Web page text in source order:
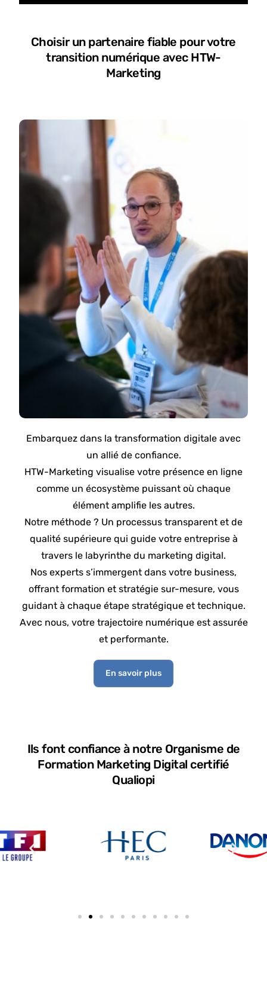
Choisir un partenaire fiable pour votre
transition numérique avec HTW-
Marketing
Embarquez dans la transformation digitale avec
un allié de confiance.
HTW-Marketing visualise votre présence en ligne
comme un écosystème puissant où chaque
élément amplifie les autres.
Notre méthode ? Un processus transparent et de
qualité supérieure qui guide votre entreprise à
travers le labyrinthe du marketing digital.
Nos experts s’immergent dans votre business,
offrant formation et stratégie sur-mesure, vous
guidant à chaque étape stratégique et technique.
Avec nous, votre trajectoire numérique est assurée
et performante.
En savoir plus
Ils font confiance à notre Organisme de
Formation Marketing Digital certifié
Qualiopi